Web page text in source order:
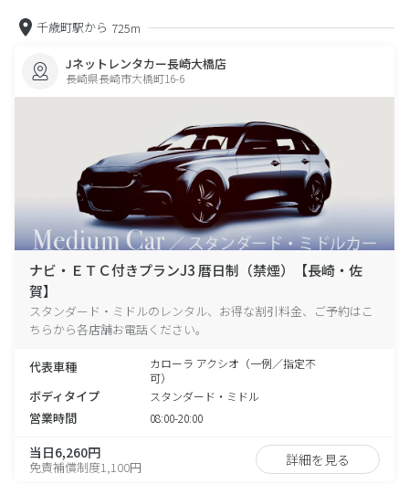
千歳町駅から 725m
Jネットレンタカー長崎大橋店
長崎県長崎市大橋町16-6
ナビ・ＥＴＣ付きプランJ3 暦日制（禁煙）【長崎・佐
賀】
スタンダード・ミドルのレンタル、お得な割引料金、ご予約はこ
ちらから各店舗お電話ください。
代表車種
カローラ アクシオ（一例／指定不
可）
ボディタイプ スタンダード・ミドル
営業時間 08:00-20:00
当日6,260円
免責補償制度1,100円 詳細を見る